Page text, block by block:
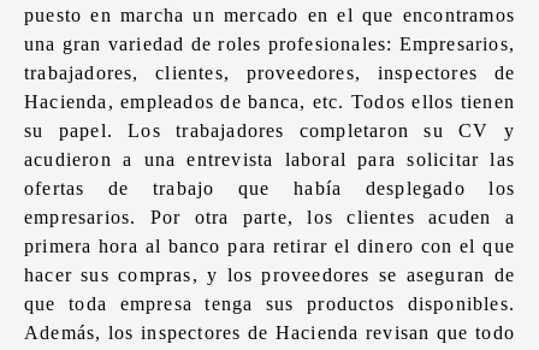
puesto en marcha un mercado en el que encontramos
una gran variedad de roles profesionales: Empresarios,
trabajadores, clientes, proveedores, inspectores de
Hacienda, empleados de banca, etc. Todos ellos tienen
su papel. Los trabajadores completaron su CV y
acudieron a una entrevista laboral para solicitar las
ofertas de trabajo que había desplegado los
empresarios. Por otra parte, los clientes acuden a
primera hora al banco para retirar el dinero con el que
hacer sus compras, y los proveedores se aseguran de
que toda empresa tenga sus productos disponibles.
Además, los inspectores de Hacienda revisan que todo